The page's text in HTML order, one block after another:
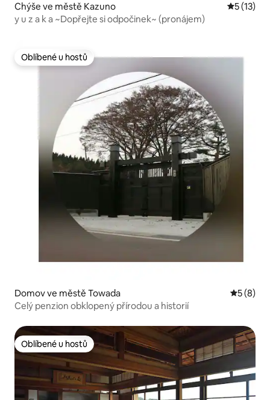
Chýše ve městě Kazuno
5 (13)
y u z a k a ~Dopřejte si odpočinek~ (pronájem)
Oblíbené u hostů
Oblíbené u hostů
Domov ve městě Towada
5 (8)
Celý penzion obklopený přírodou a historií
Oblíbené u hostů
Oblíbené u hostů